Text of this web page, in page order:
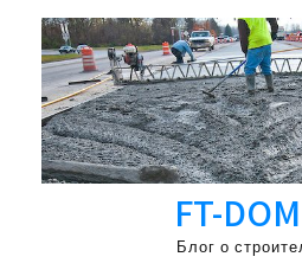
Перейти
содержимому
FT-
Блог о